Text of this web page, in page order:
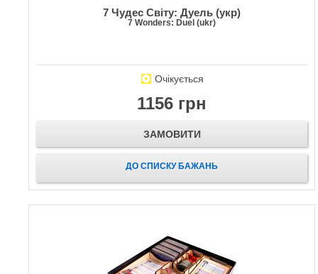
7 Чудес Світу: Дуель (укр)
7 Wonders: Duel (ukr)
Очікується
1156 грн
ЗАМОВИТИ
ДО СПИСКУ БАЖАНЬ